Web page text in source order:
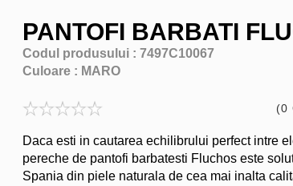
PANTOFI BARBATI
Codul produsului : 7497C10067
Culoare : MARO
(0
Daca esti in cautarea echilibrului perfect intre
pereche de pantofi barbatesti Fluchos este
Spania din piele naturala de cea mai inalta